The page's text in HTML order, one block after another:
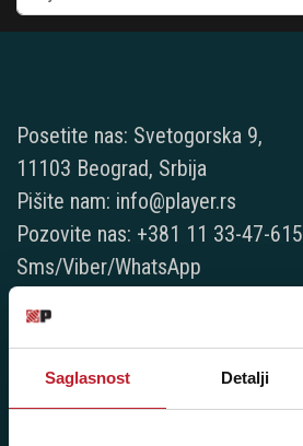
Saglasnost Detalji
Posetite nas: Svetogorska 9,
11103 Beograd, Srbija
Pišite nam: info@player.rs
Pozovite nas: +381 11 33-47-615
Sms/Viber/WhatsApp
060/6470116
NAŠE PRODAVNICE